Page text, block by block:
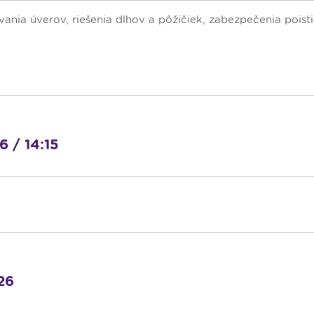
úverov, riešenia dlhov a pôžičiek, zabezpečenia
/ 14:15